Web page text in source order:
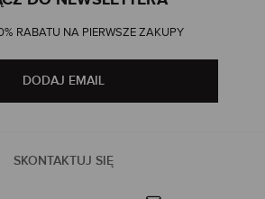
SKONTAKTUJ SIĘ
RABATU NA PIERWSZE ZAKUPY
DODAJ EMAIL